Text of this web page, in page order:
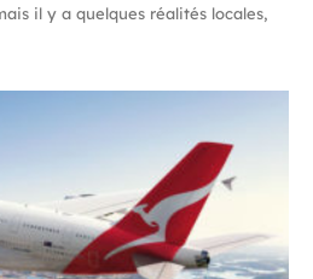
il y a quelques réalités locales,